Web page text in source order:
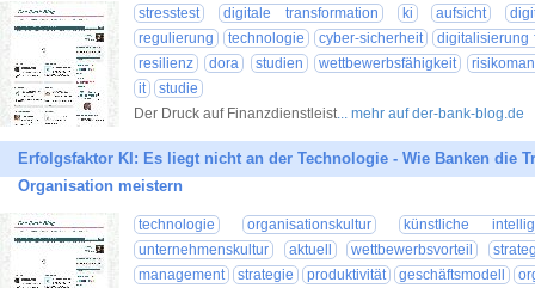
stresstest digitale transformation ki aufsicht
regulierung
technologie cyber-sicherheit
digitalisierung
resilienz
dora studien wettbewerbsfähigkeit
it
studie
Der Druck auf Finanzdienstleist... mehr auf der-bank-blog.de
Erfolgsfaktor KI: Es liegt nicht an der Technologie - Wie Banken die
Organisation meistern
technologie organisationskultur
künstliche
unternehmenskultur
aktuell wettbewerbsvorteil
management
strategie produktivität geschäftsmodell